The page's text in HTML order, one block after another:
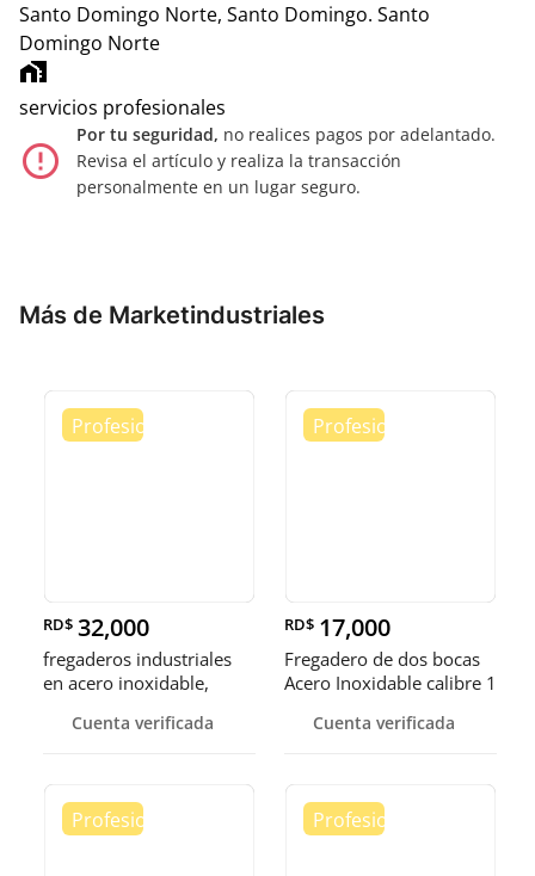
Santo Domingo Norte, Santo Domingo. Santo
Domingo Norte
home_work
servicios profesionales
error_outline
Por tu seguridad, no realices pagos por adelantado.
Revisa el artículo y realiza la transacción
personalmente en un lugar seguro.
Más de Marketindustriales
RD$ 32,000
fregaderos industriales
en acero inoxidable,
Cuenta verificada
RD$ 17,000
Fregadero de dos bocas
Acero Inoxidable calibre 1
Cuenta verificada